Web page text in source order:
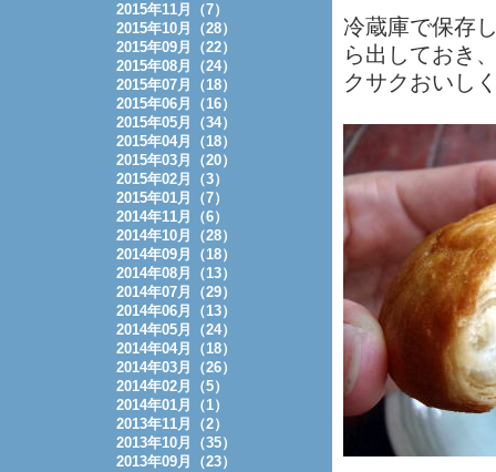
冷蔵庫で保存
ら出しておき
クサクおいし
2015年11月（7）
2015年10月（28）
2015年09月（22）
2015年08月（24）
2015年07月（18）
2015年06月（16）
2015年05月（34）
2015年04月（18）
2015年03月（20）
2015年02月（3）
2015年01月（7）
2014年11月（6）
2014年10月（28）
2014年09月（18）
2014年08月（13）
2014年07月（29）
2014年06月（13）
2014年05月（24）
2014年04月（18）
2014年03月（26）
2014年02月（5）
2014年01月（1）
2013年11月（2）
2013年10月（35）
2013年09月（23）